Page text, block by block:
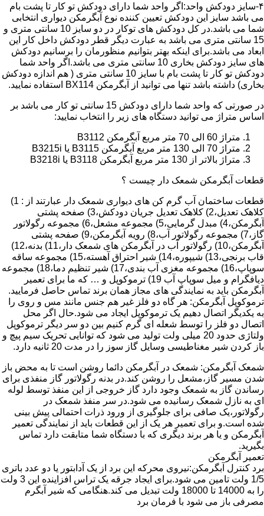
۴-سایز دودکش واحد:اگر واحد شما دارای دودکش تو کار تا پشت بام
می باشد سایز این دودکش تعیین کننده نوع آبگرمکن دیواری انتخابی
شما می باشد.در کل دودکش های توکار در دو سایز 10 سانتی متری و
15 سانتی متری می باشد به عبارت دیگر قطر دودکش داخل کار این
ابعاد می باشد.برای اینکه بهتر بتوانیم منظورمان را برسانیم دودکش
های سایز دودکش بخاری 10 سانتی متری می باشد.اگر واحد شما
دودکش تو کار تا پشت بام با سایز 10 سانتی متری ( هم اندازه دودکش
بخاری) داشته باشد تنها می توانید از آبگرمکن BX114 استفاده نمایید.
در صورتی که واحد شما دارای دودکش 15 سانتی تو کار می باشد بر
اساس متراژ می توانید دستگاه های زیر را انتخاب نمایید:
متراژ 60 الی 70 متر مربع آبگرمکن B3112
متراژ 70 الی 130 متر مربع آبگرمکن B3115 یا B3215i
متراژ بالاتر از 130 متر مربع آبگرمکن B3118 یا B3218i
قطعات آبگرمکن شمعک دار چیست ؟
قطعات ساختمان آب گرم کن های دیواری شمعک دار عبارتند از : 1)
کلاهک تعدیل،2) کلاهک تعدیل جریان دودکش،3) صفحه پشتی
آبگرمکن،4) مبدل گرمایی،5) مجموعه مشعل،6) مجموعه رگولاتور
گاز،7) مجموعه رگولاتور آب،8) رویه آبگرمکن،9) صفحه پشتی
آبگرمکن،10) رگولاتور آب در آبگرمکن های شمعک دار،11) بدنه،12)
قاب برنجی،13) شیپوره،14) شیر احتراق آهسته،15) مجموعه ساقه
سوپاپ،16) مجموعه مغزی آب بندی،17) شیر تنظیم دما،18) مجموعه
دیافگرام و میل سوپاپ آب 19) ترموکوپل و … که ما برای تعمیر
آبگرمکن باید به نمایندگی های مجاز همان برند تماس حاصل فرمایید.
ترموکوپل آبگرمکن: هر گاه دو فلز غیر هم جنس مانند مس و روی را
به یکدیگر اتصال دهیم یک ترموکوپل ایجاد می شود.حال اگر محل
اتصال دو فلز را توسط شعله ای گرم کنیم بین دو سر دیگر ترموکوپل
ولتاژی حدود 20 میلی ولت تولید می شود که توانایی تحریک سیم پیچ و
باز کردن شیر مغناطیسی وسایل گاز سوز را در مدت 20 ثانیه دارد.
شمعک آبگرمکن: شمعک در آبگرمکن دائما روشن است تا به محض باز
شدن مسیر گاز،مشعل را روشن کند.در بدنه رگولاتور گاز منفذی برای
رساندن گاز به شمعک وجود دارد گاز خروجی از این منفذ توسط لوله
ای به نازل شمعک رسانیده می شود.در سر منفذ شمعک در
رگولاتور،یک صافی برای جلوگیری از ورود ذرات احتمالی پیش بینی
شده است.و برای تعمیر هر یک از این قطعات باید از نمایندگی تعمیر
آبگرمکن و یا هر برند دیگری که با دستگاه شما متابقت دارد تماس
بگیرید.
تعمیر آبگرمکن
برد کنترل آبگرمکن:نیروی محرکه این برد از یک آدابتور یا دو عدد باتری
1/5 ولت تامین می شود.برای ایجاد جرقه یک تراس افزاینده این 3 ولت
را به 14000 تا 18000 ولت تبدیل می کند.هنگامی که شیر آبگرم
مصرفی باز می شود با فرمان برد